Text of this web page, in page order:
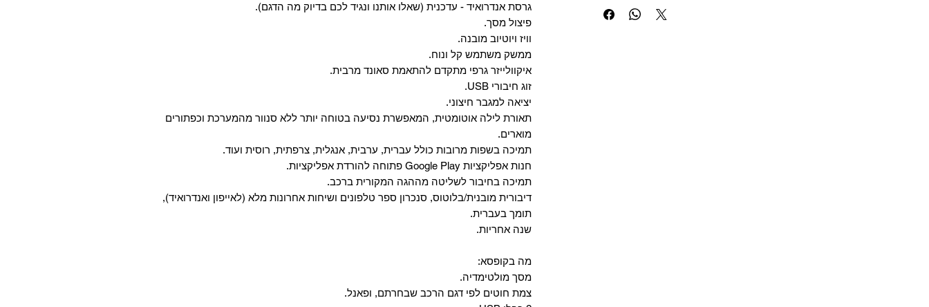
גרסת אנדרואיד - עדכנית (שאלו אותנו ונגיד לכם בדיוק מה הדגם).
פיצול מסך.
וויז ויוטיוב מובנה.
ממשק משתמש קל ונוח.
איקוולייזר גרפי מתקדם להתאמת סאונד מרבית.
זוג חיבורי USB.
יציאה למגבר חיצוני.
תאורת לילה אוטומטית, המאפשרת נסיעה בטוחה יותר ללא סנוור מהמערכת וכפתורים
מוארים.
תמיכה בשפות מרובות כולל עברית, ערבית, אנגלית, צרפתית, רוסית ועוד.
‏חנות אפליקציות Google Play פתוחה להורדת אפליקציות.
‏תמיכה בחיבור לשליטה מההגה המקורית ברכב.
‏דיבורית מובנית/בלוטוס, ‏סנכרון ספר טלפונים ושיחות אחרונות מלא (לאייפון ואנדרואיד),
תומך בעברית.
שנה אחריות.
מה בקופסא:
מסך מולטימדיה.
צמת חוטים לפי דגם הרכב שבחרתם, ופאנל.